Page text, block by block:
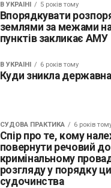
В УКРАЇНІ 5 років тому
Впорядкувати
землями за межами
пунктів закликає АМУ
В УКРАЇНІ 6 років тому
Куди зникла
СУДОВА ПРАКТИКА 6 років
Спір про те, кому
повернути речовий
кримінальному
розгляду у порядку
судочинства